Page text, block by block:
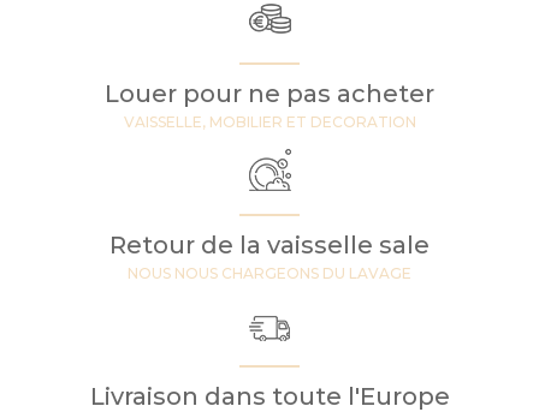
Louer pour ne pas acheter
VAISSELLE, MOBILIER ET DECORATION
Retour de la vaisselle sale
NOUS NOUS CHARGEONS DU LAVAGE
Livraison dans toute l'Europe